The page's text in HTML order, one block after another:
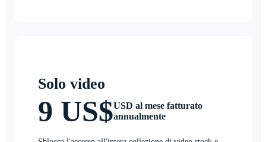
Solo video
9 US$USD al mese fatturato
annualmente